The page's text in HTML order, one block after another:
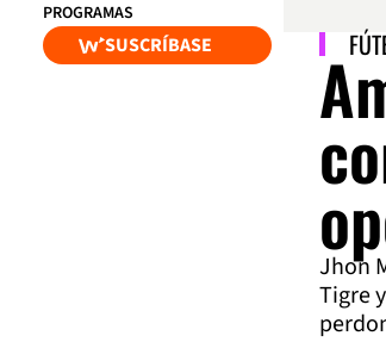
PROGRAMAS
SUSCRÍBASE
Jhon
Tigre